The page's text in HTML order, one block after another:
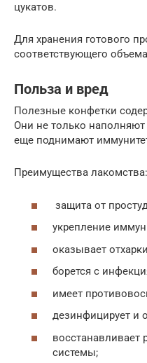
цукатов.
Для хранения готового
соответствующего
Польза и вред
Полезные конфетки
Они не только
еще поднимают
Преимущества лакомства:
защита от
укрепление
оказывает
борется с
имеет
дезинфицирует и
восстанавливает
системы;